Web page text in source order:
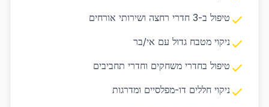
טיפול ב-3 חדרי רחצה ושירותי אורחים
ניקוי מטבח גדול עם אי/בר
טיפול בחדרי משחקים וחדרי תחביבים
ניקוי חללים דו-מפלסיים ומדרגות